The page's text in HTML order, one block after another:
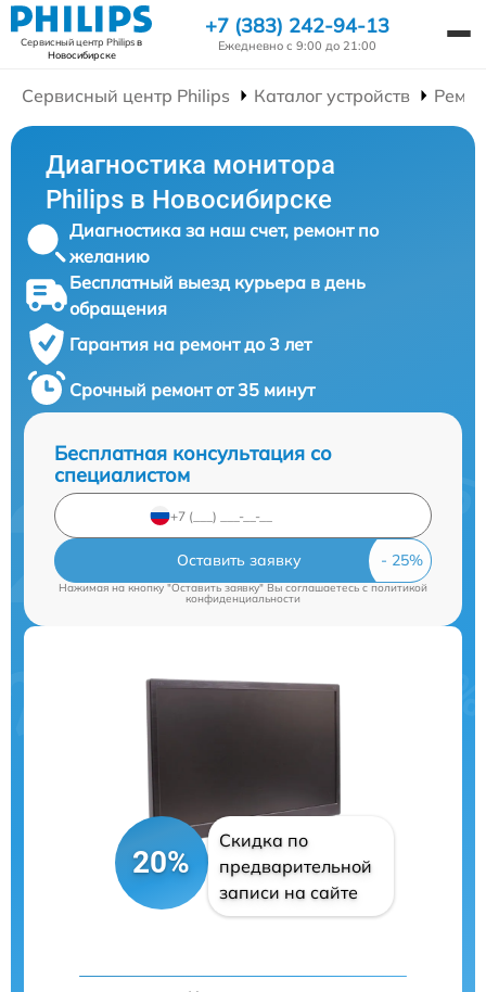
Сервисный центр Philipsв
Новосибирске
+7 (383) 242-94-13
Ежедневно с 9:00 до 21:00
Сервисный центр Philips Каталог устройств
Диагностика монитора
Philips в Новосибирске
Диагностика за наш счет, ремонт по
желанию
Бесплатный выезд курьера в день
обращения
Гарантия на ремонт до 3 лет
Срочный ремонт от 35 минут
Бесплатная консультация со
специалистом
Оставить заявку
Нажимая на кнопку "Оставить заявку" Вы соглашаетесь c политикой
конфиденциальности
20%
Скидка по
предварительной
записи на сайте